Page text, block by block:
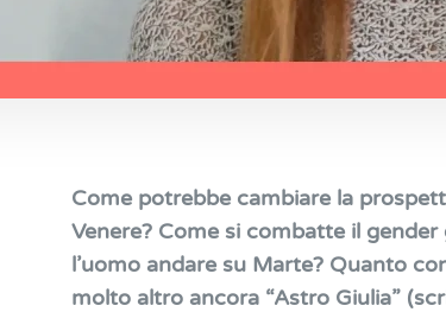
Come potrebbe cambiare la
Venere? Come si combatte il
l’uomo andare su Marte? Quanto
molto altro ancora “Astro Giulia”